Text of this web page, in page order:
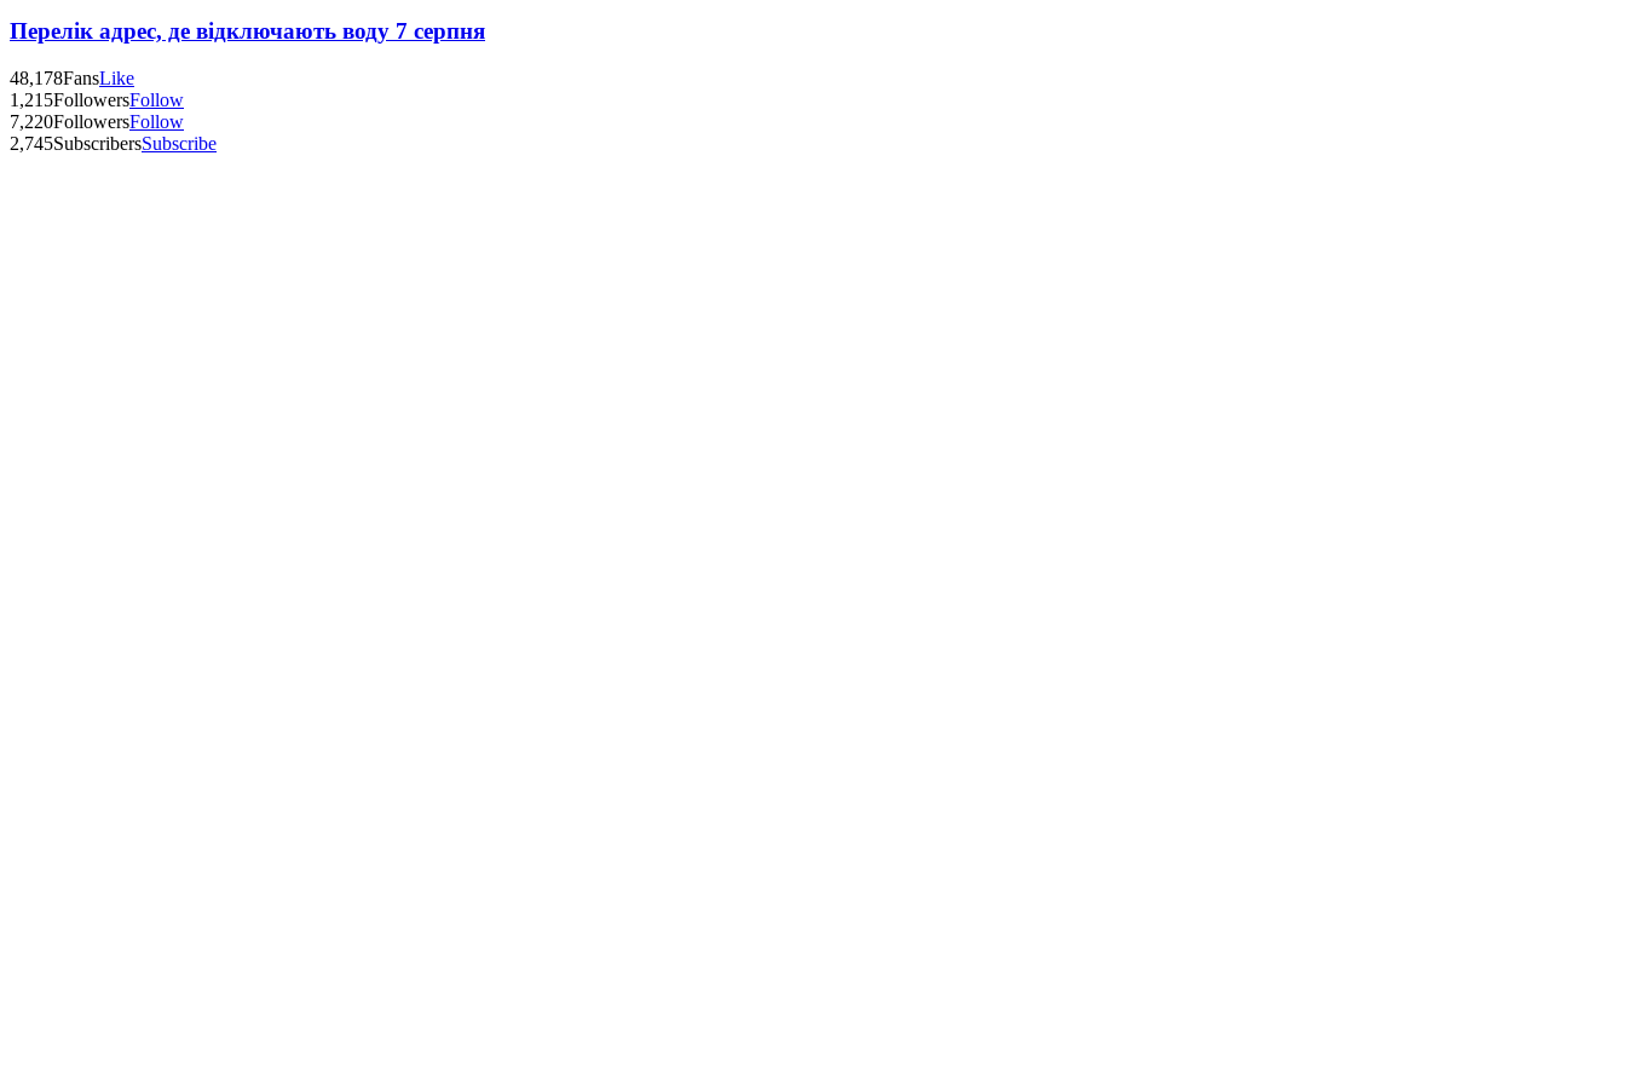
Перелік адрес, де відключають воду 7 серпня
48,178FansLike
1,215FollowersFollow
7,220FollowersFollow
2,745SubscribersSubscribe